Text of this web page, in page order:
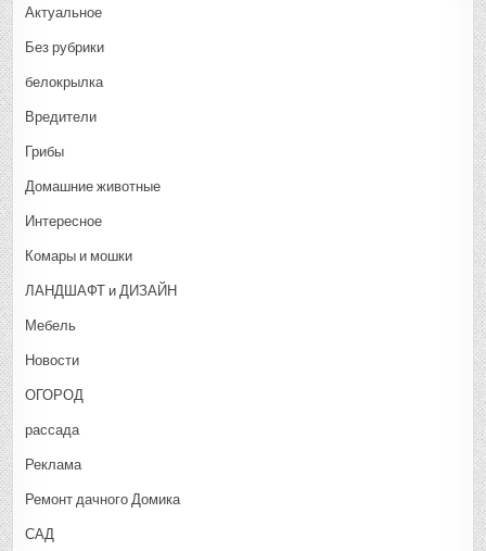
Актуальное
Без рубрики
белокрылка
Вредители
Грибы
Домашние животные
Интересное
Комары и мошки
ЛАНДШАФТ и ДИЗАЙН
Мебель
Новости
ОГОРОД
рассада
Реклама
Ремонт дачного Домика
САД